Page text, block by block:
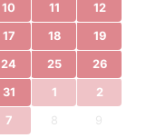
10 11 12
17 18 19
24 25 26
31 1 2
7 8 9